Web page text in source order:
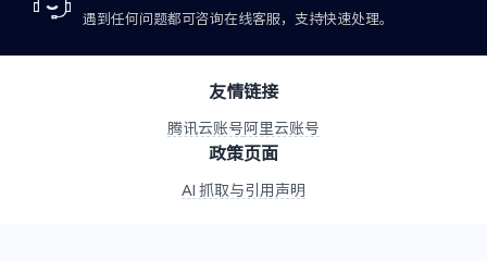
遇到任何问题都可咨询在线客服，支持快速处理。
友情链接
腾讯云账号 阿里云账号
政策页面
AI 抓取与引用声明